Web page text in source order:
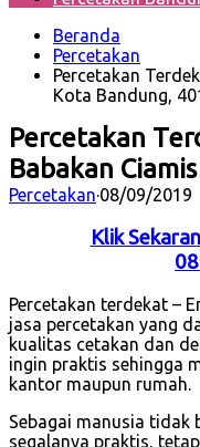
Beranda
Percetakan
Percetakan
Kota Bandung,
Percetakan
Babakan
Percetakan·08/09/2019
Klik
Percetakan terdekat –
jasa percetakan yang
kualitas cetakan dan
ingin praktis sehingga
kantor maupun rumah.
Sebagai manusia tidak
segalanya praktis,